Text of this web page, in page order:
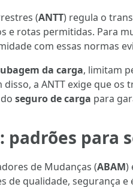
(ANTT) regula o
e rotas permitidas. Para
com essas normas
da carga, limitam
a ANTT exige que
seguro de carga para
padrões
de Mudanças (ABAM)
de qualidade, segurança